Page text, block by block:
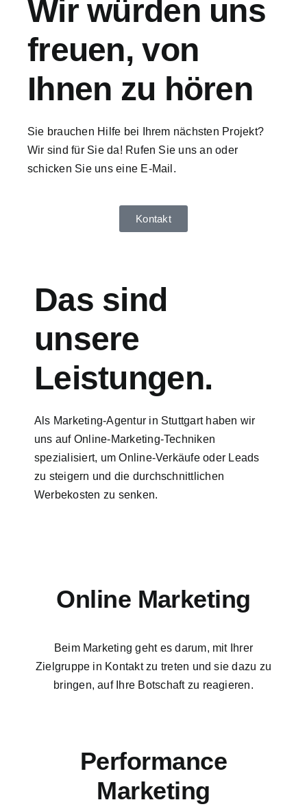
Wir würden uns
freuen, von
Ihnen zu hören
Sie brauchen Hilfe bei Ihrem nächsten Projekt?
Wir sind für Sie da! Rufen Sie uns an oder
schicken Sie uns eine E-Mail.
Kontakt
Das sind
unsere
Leistungen.
Als Marketing-Agentur in Stuttgart haben wir
uns auf Online-Marketing-Techniken
spezialisiert, um Online-Verkäufe oder Leads
zu steigern und die durchschnittlichen
Werbekosten zu senken.
Online Marketing
Beim Marketing geht es darum, mit Ihrer
Zielgruppe in Kontakt zu treten und sie dazu zu
bringen, auf Ihre Botschaft zu reagieren.
Performance
Marketing